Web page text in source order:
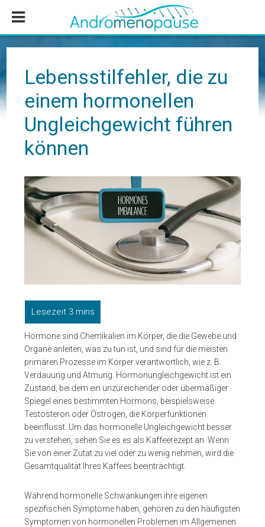
Inhalt
springen
Seitenspalte
springen
Fußzeile
springen
Lebensstilfehler, die zu
einem hormonellen
Ungleichgewicht führen
können
Hormone sind Chemikalien im Körper, die die Gewebe und
Organe anleiten, was zu tun ist, und sind für die meisten
primären Prozesse im Körper verantwortlich, wie z. B.
Verdauung und Atmung. Hormonungleichgewicht ist ein
Zustand, bei dem ein unzureichender oder übermäßiger
Spiegel eines bestimmten Hormons, beispielsweise
Testosteron oder Östrogen, die Körperfunktionen
beeinflusst. Um das hormonelle Ungleichgewicht besser
zu verstehen, sehen Sie es es als Kaffeerezept an. Wenn
Sie von einer Zutat zu viel oder zu wenig nehmen, wird die
Gesamtqualität Ihres Kaffees beeinträchtigt.
Während hormonelle Schwankungen ihre eigenen
spezifischen Symptome haben, gehören zu den häufigsten
Symptomen von hormonellen Problemen im Allgemeinen